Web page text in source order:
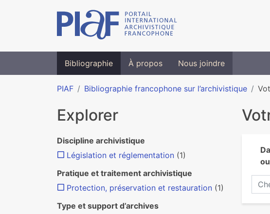
Bibliographie À propos Nous joindre
PIAF Bibliographie francophone sur l’archivistique
Explorer
Discipline archivistique
Législation et réglementation (1)
Pratique et traitement archivistique
Protection, préservation et restauration (1)
Type et support d’archives